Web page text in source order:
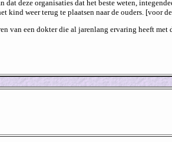
dat deze organisaties dat het beste weten,
kind weer terug te plaatsen naar de ouders. [voor
van een dokter die al jarenlang ervaring heeft met